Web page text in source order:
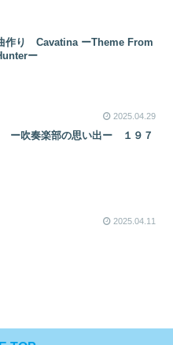
ーTheme From
ー
2025.04.29
ー吹奏楽部の思い出ー １９７
2025.04.11